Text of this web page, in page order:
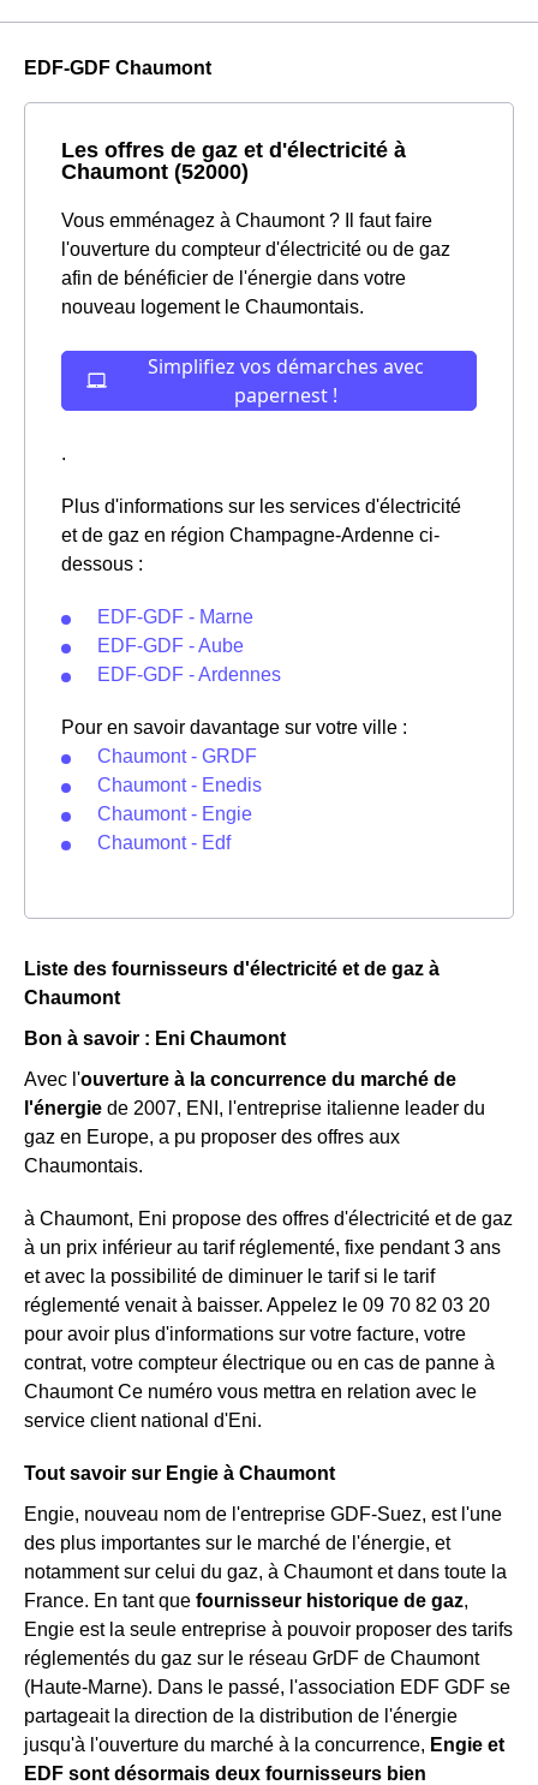
EDF-GDF Chaumont
Les offres de gaz et d'électricité à
Chaumont (52000)
Vous emménagez à Chaumont ? Il faut faire
l'ouverture du compteur d'électricité ou de gaz
afin de bénéficier de l'énergie dans votre
nouveau logement le Chaumontais.
.
Plus d'informations sur les services d'électricité
et de gaz en région Champagne-Ardenne ci-
dessous :
EDF-GDF - Marne
EDF-GDF - Aube
EDF-GDF - Ardennes
Pour en savoir davantage sur votre ville :
Chaumont - GRDF
Chaumont - Enedis
Chaumont - Engie
Chaumont - Edf
Liste des fournisseurs d'électricité et de gaz à
Chaumont
Bon à savoir : Eni Chaumont
Avec l'ouverture à la concurrence du marché de
l'énergie de 2007, ENI, l'entreprise italienne leader du
gaz en Europe, a pu proposer des offres aux
Chaumontais.
à Chaumont, Eni propose des offres d'électricité et de gaz
à un prix inférieur au tarif réglementé, fixe pendant 3 ans
et avec la possibilité de diminuer le tarif si le tarif
réglementé venait à baisser. Appelez le 09 70 82 03 20
pour avoir plus d'informations sur votre facture, votre
contrat, votre compteur électrique ou en cas de panne à
Chaumont Ce numéro vous mettra en relation avec le
service client national d'Eni.
Tout savoir sur Engie à Chaumont
Engie, nouveau nom de l'entreprise GDF-Suez, est l'une
des plus importantes sur le marché de l'énergie, et
notamment sur celui du gaz, à Chaumont et dans toute la
France. En tant que fournisseur historique de gaz,
Engie est la seule entreprise à pouvoir proposer des tarifs
réglementés du gaz sur le réseau GrDF de Chaumont
(Haute-Marne). Dans le passé, l'association EDF GDF se
partageait la direction de la distribution de l'énergie
jusqu'à l'ouverture du marché à la concurrence, Engie et
EDF sont désormais deux fournisseurs bien